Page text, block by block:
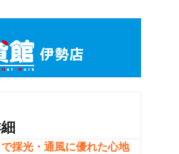
採光・通風に優れた心地